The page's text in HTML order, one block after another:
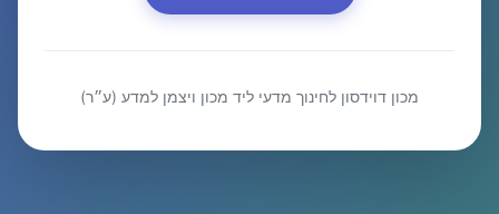
מכון דוידסון לחינוך מדעי ליד מכון ויצמן למדע (ע״ר)